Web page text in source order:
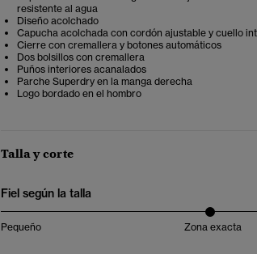
resistente al agua
Diseño acolchado
Capucha acolchada con cordón ajustable y cuello
Cierre con cremallera y botones automáticos
Dos bolsillos con cremallera
Puños interiores acanalados
Parche Superdry en la manga derecha
Logo bordado en el hombro
Talla y corte
Fiel según la talla
Pequeño Zona exacta